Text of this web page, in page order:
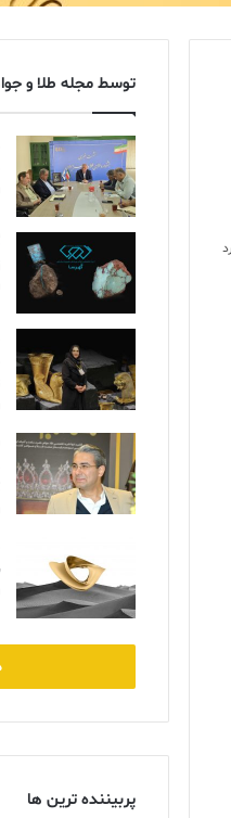
توسط مجله طلا و
پربیننده ترین ها